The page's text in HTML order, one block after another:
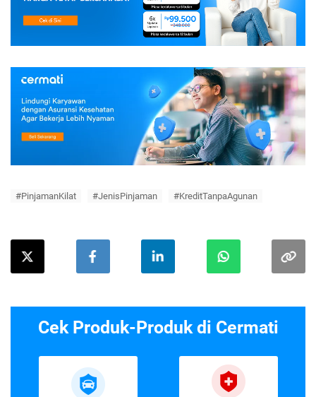
#PinjamanKilat #JenisPinjaman #KreditTanpaAgunan
Cek Produk-Produk di Cermati